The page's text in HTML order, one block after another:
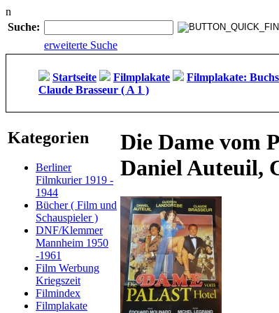
n
Suche:
erweiterte Suche
Startseite Filmplakate Filmplakate:
Claude Brasseur ( A 1 )
Kategorien
Berliner
Filmkurier 1919 -
1944
Bücher ( Film und
Schauspieler )
DNF/Klemmer
Mannheim 1950
-1961
Film Werbung
Kriegszeit
Filmindex
Filmplakate
Die Dame vom
Daniel Auteuil,